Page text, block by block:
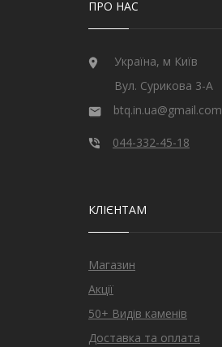
ПРО НАС
Україна, м Київ
Вул. Сурикова 3-А
btq.in.ua@gmail.com
044-332-45-18
КЛІЄНТАМ
Магазин
Акції
50+ Видів каменів
Доставка та оплата